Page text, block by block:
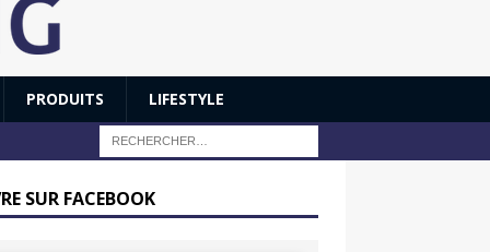
PRODUITS LIFESTYLE
SUR FACEBOOK